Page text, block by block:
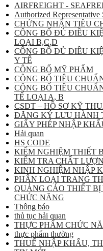
AIRFREIGHT -
Authorized Representative
CHỨNG NHẬN TIÊU
CÔNG BỐ ĐỦ ĐIỀU
LOẠI B,C,D
CÔNG BỐ ĐỦ ĐIỀU
Y TẾ
CÔNG BỐ MỸ PHẨM
CÔNG BỐ TIÊU
CÔNG BỐ TIÊU
TẾ LOẠI A, B
CSDT – HỒ SƠ KỸ
ĐĂNG KÝ LƯU HÀNH
GIẤY PHÉP NHẬP
Hải quan
HS CODE
KIỂM NGHIỆM THIẾT
KIỂM TRA CHẤT
KINH NGHIỆM NHẬP
PHÂN LOẠI TRANG
QUẢNG CÁO THIẾT
CHỨC NĂNG
Thông báo
thủ tục hải quan
THỰC PHẨM CHỨC
thực phẩm thường
THUẾ NHẬP KHẨU,